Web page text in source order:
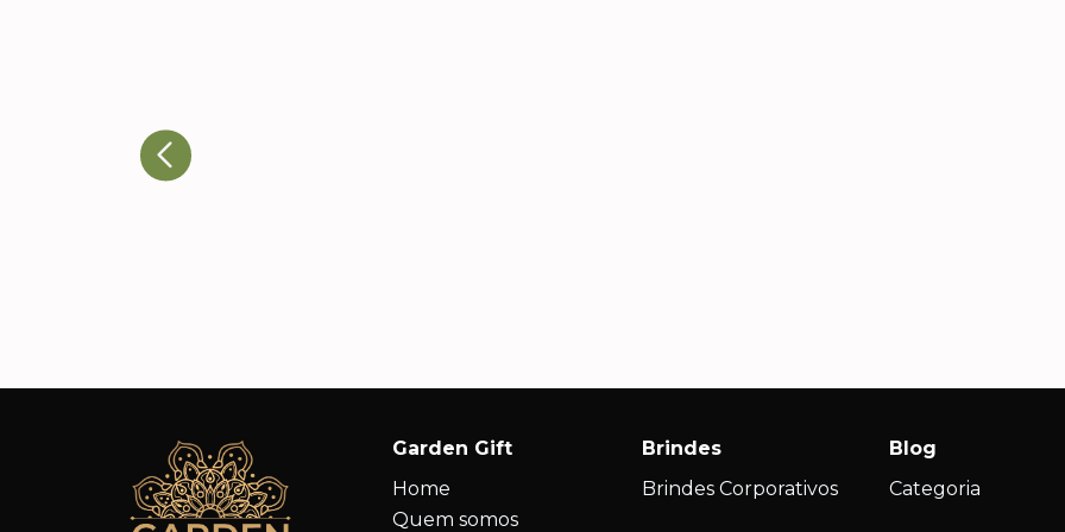
Garden Gift
Home
Quem somos
Brindes
Brindes Corporativos
Blog
Categoria